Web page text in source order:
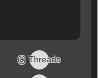
Threads